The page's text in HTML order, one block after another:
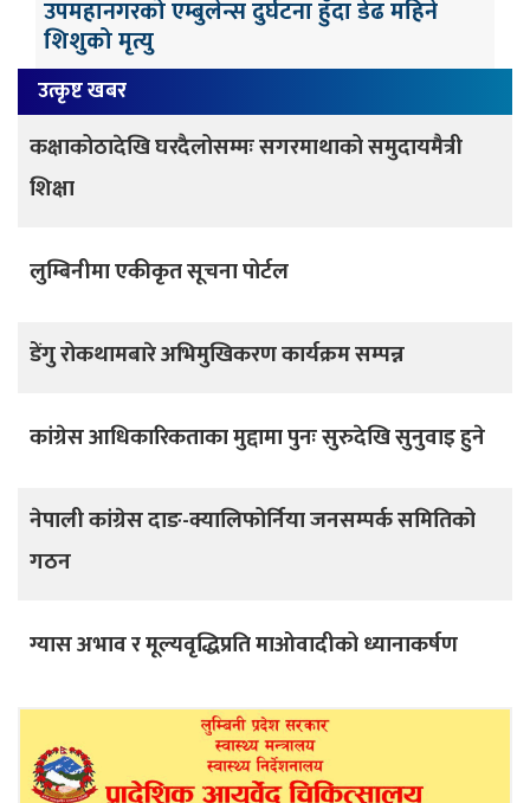
उपमहानगरको एम्बुलेन्स दुर्घटना हुँदा डेढ महिने
शिशुको मृत्यु
उत्कृष्ट खबर
कक्षाकोठादेखि घरदैलोसम्मः सगरमाथाको समुदायमैत्री
शिक्षा
लुम्बिनीमा एकीकृत सूचना पोर्टल
डेंगु रोकथामबारे अभिमुखिकरण कार्यक्रम सम्पन्न
कांग्रेस आधिकारिकताका मुद्दामा पुनः सुरुदेखि सुनुवाइ हुने
नेपाली कांग्रेस दाङ-क्यालिफोर्निया जनसम्पर्क समितिको
गठन
ग्यास अभाव र मूल्यवृद्धिप्रति माओवादीको ध्यानाकर्षण